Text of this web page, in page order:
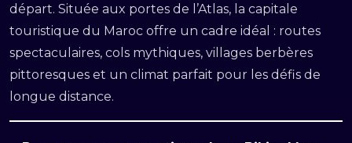
départ. Située aux portes de l’Atlas, la capitale
touristique du Maroc offre un cadre idéal : routes
spectaculaires, cols mythiques, villages berbères
pittoresques et un climat parfait pour les défis de
longue distance.